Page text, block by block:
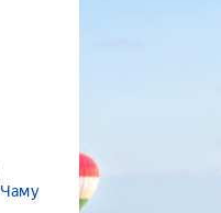
Чаму